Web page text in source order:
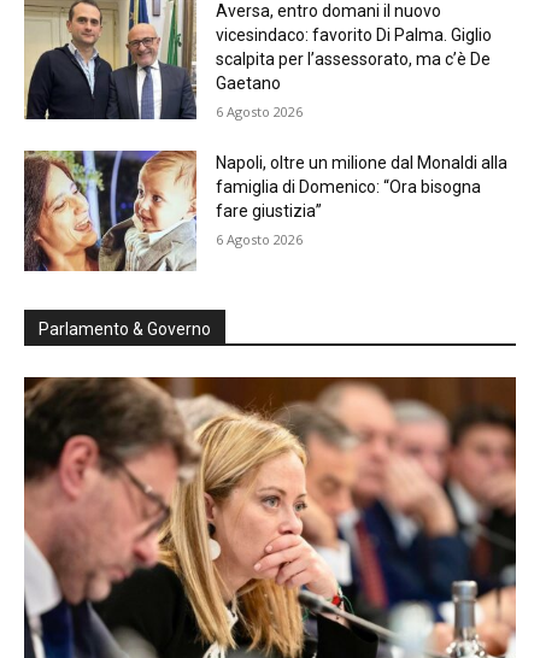
Aversa, entro domani il nuovo
vicesindaco: favorito Di Palma. Giglio
scalpita per l’assessorato, ma c’è De
Gaetano
6 Agosto 2026
Napoli, oltre un milione dal Monaldi alla
famiglia di Domenico: “Ora bisogna
fare giustizia”
6 Agosto 2026
Parlamento & Governo